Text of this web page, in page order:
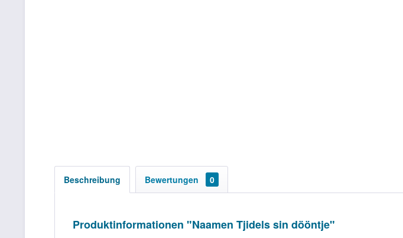
Beschreibung Bewertungen 0
Produktinformationen "Naamen Tjidels sin dööntje"